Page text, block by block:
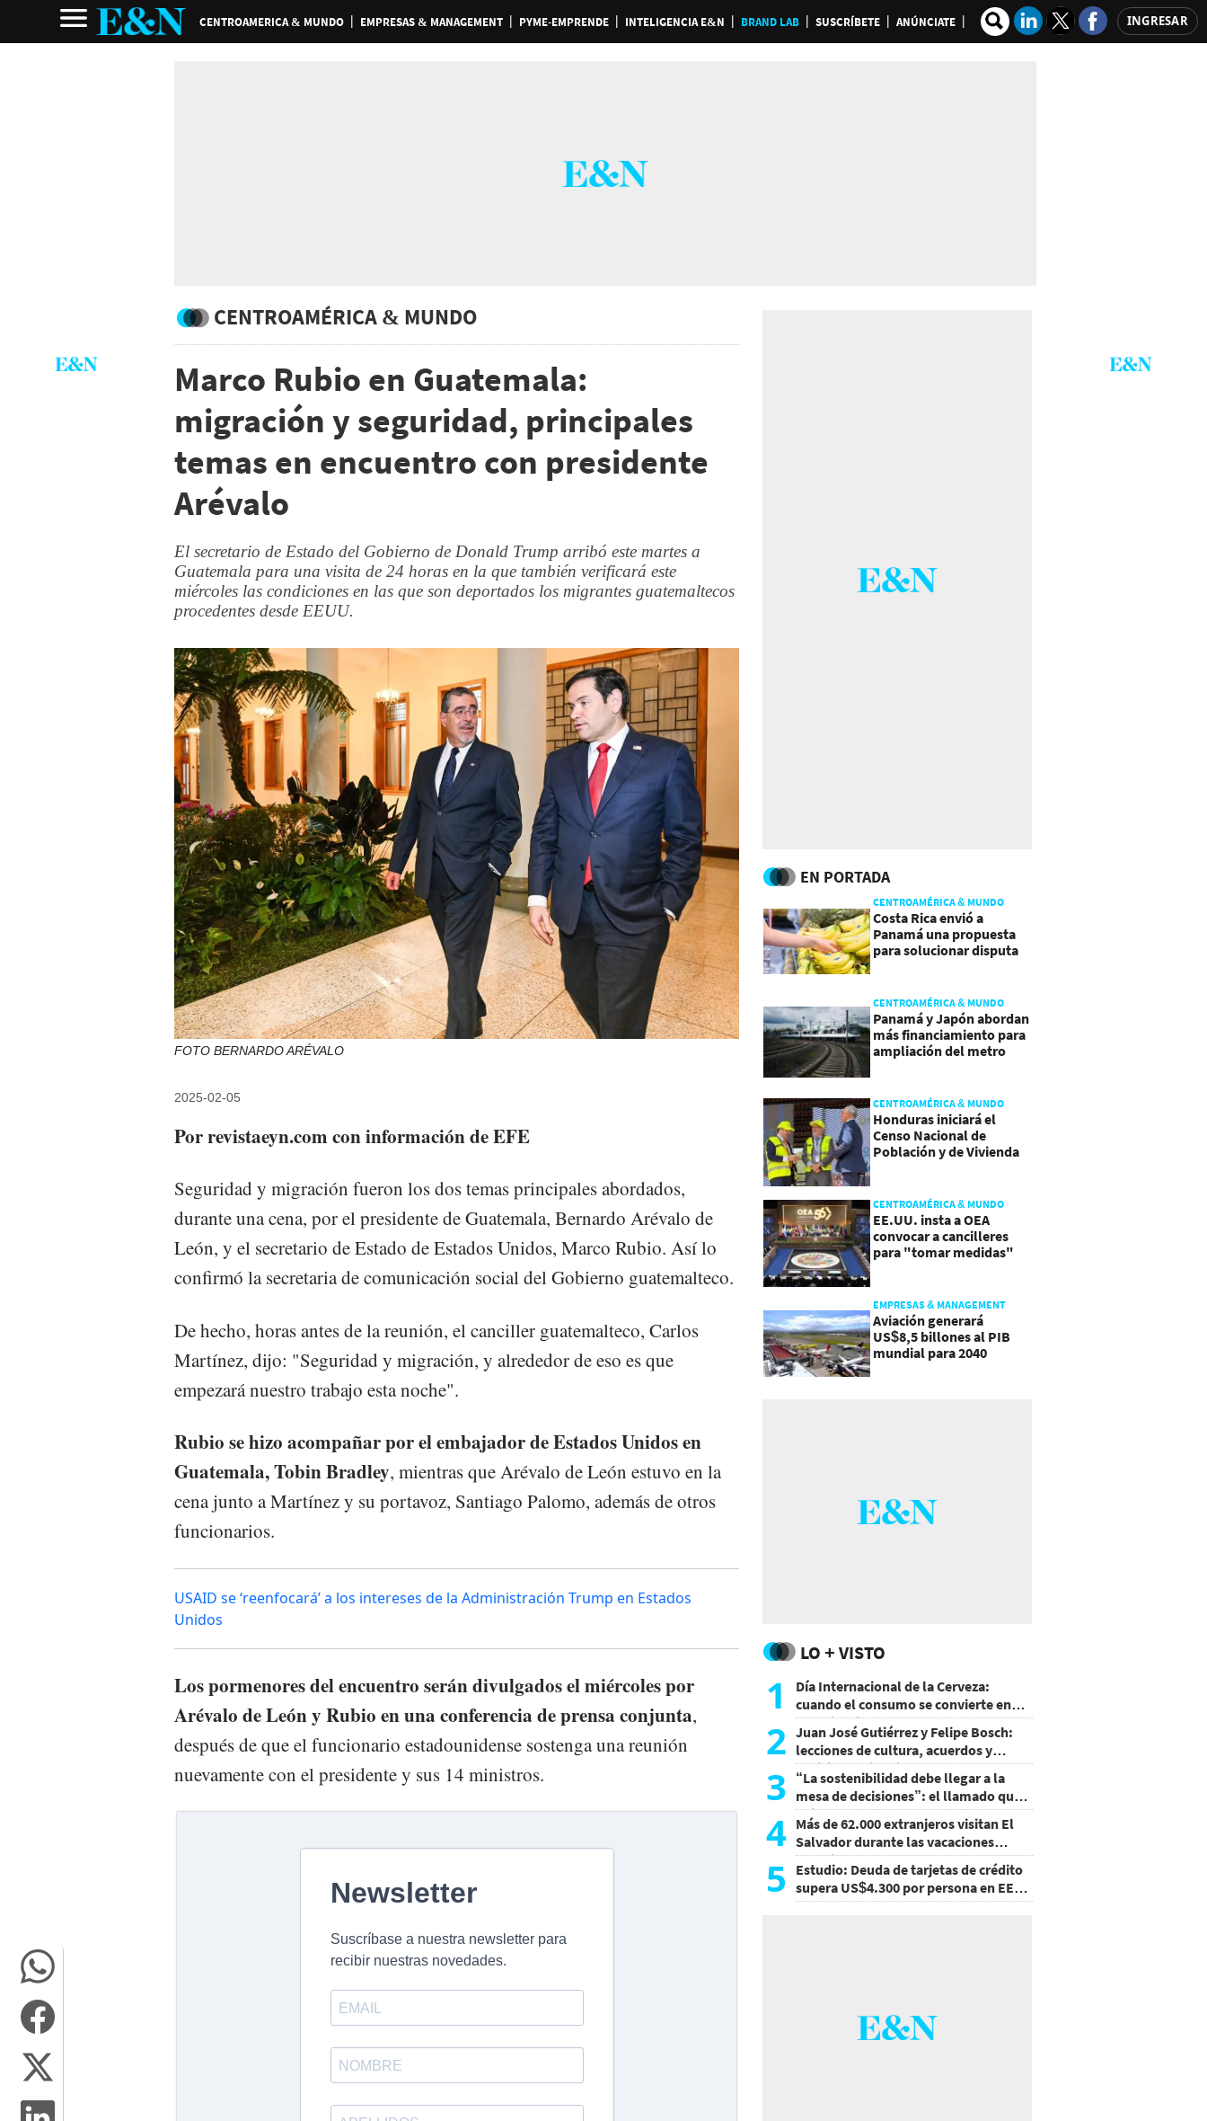
CENTROAMERICA & MUNDO EMPRESAS & MANAGEMENT PYME-EMPRENDE INTELIGENCIA E&N BRAND LAB SUSCRÍBETE ANÚNCIATE INGRESAR
CENTROAMÉRICA & MUNDO
Marco Rubio en Guatemala:
migración y seguridad, principales
temas en encuentro con presidente
Arévalo
El secretario de Estado del Gobierno de Donald Trump arribó este martes a
Guatemala para una visita de 24 horas en la que también verificará este
miércoles las condiciones en las que son deportados los migrantes guatemaltecos
procedentes desde EEUU.
FOTO BERNARDO ARÉVALO
2025-02-05
Por revistaeyn.com con información de EFE
Seguridad y migración fueron los dos temas principales abordados,
durante una cena, por el presidente de Guatemala, Bernardo Arévalo de
León, y el secretario de Estado de Estados Unidos, Marco Rubio. Así lo
confirmó la secretaria de comunicación social del Gobierno guatemalteco.
De hecho, horas antes de la reunión, el canciller guatemalteco, Carlos
Martínez, dijo: "Seguridad y migración, y alrededor de eso es que
empezará nuestro trabajo esta noche".
Rubio se hizo acompañar por el embajador de Estados Unidos en
Guatemala, Tobin Bradley, mientras que Arévalo de León estuvo en la
cena junto a Martínez y su portavoz, Santiago Palomo, además de otros
funcionarios.
USAID se ‘reenfocará’ a los intereses de la Administración Trump en Estados
Unidos
Los pormenores del encuentro serán divulgados el miércoles por
Arévalo de León y Rubio en una conferencia de prensa conjunta,
después de que el funcionario estadounidense sostenga una reunión
nuevamente con el presidente y sus 14 ministros.
EN PORTADA
CENTROAMÉRICA & MUNDO
Costa Rica envió a
Panamá una propuesta
para solucionar disputa
CENTROAMÉRICA & MUNDO
Panamá y Japón abordan
más financiamiento para
ampliación del metro
CENTROAMÉRICA & MUNDO
Honduras iniciará el
Censo Nacional de
Población y de Vivienda
CENTROAMÉRICA & MUNDO
EE.UU. insta a OEA
convocar a cancilleres
para "tomar medidas"
EMPRESAS & MANAGEMENT
Aviación generará
US$8,5 billones al PIB
mundial para 2040
LO + VISTO
1
Día Internacional de la Cerveza:
cuando el consumo se convierte en
experiencia
2 Juan José Gutiérrez y Felipe Bosch:
lecciones de cultura, acuerdos y
decisiones sin miedo
3 “La sostenibilidad debe llegar a la
mesa de decisiones”: el llamado que
deja CentraRSE
4 Más de 62.000 extranjeros visitan El
Salvador durante las vacaciones
agostinas
5
Estudio: Deuda de tarjetas de crédito
supera US$4.300 por persona en EE.
UU.